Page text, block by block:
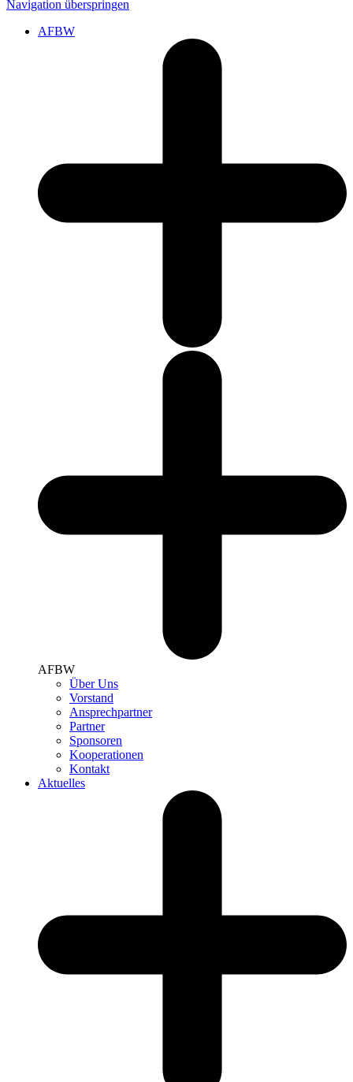
Navigation überspringen
AFBW
AFBW
Über Uns
Vorstand
Ansprechpartner
Partner
Sponsoren
Kooperationen
Kontakt
Aktuelles